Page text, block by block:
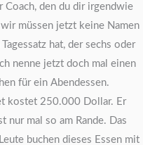
den du dir irgendwie
müssen jetzt keine Namen
hat, der sechs oder
nenne jetzt doch mal einen
für ein Abendessen.
kostet 250.000 Dollar. Er
nur mal so am Rande. Das
buchen dieses Essen mit